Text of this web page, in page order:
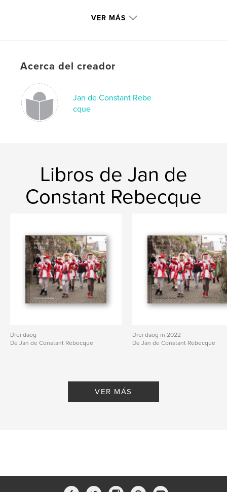
VER MÁS
Acerca del creador
Jan de Constant Rebe
cque
Libros de Jan de
Constant Rebecque
Drei daog
De Jan de Constant Rebecque
Drei daog in 2022
De Jan de Constant Rebecque
VER MÁS